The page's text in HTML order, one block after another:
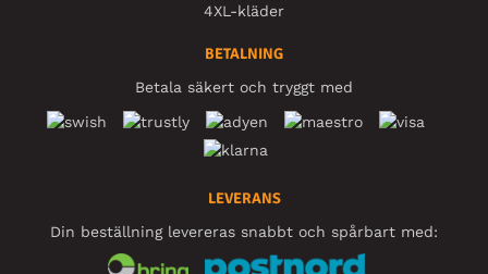
4XL-kläder
BETALNING
Betala säkert och tryggt med
LEVERANS
Din beställning levereras snabbt och spårbart med: